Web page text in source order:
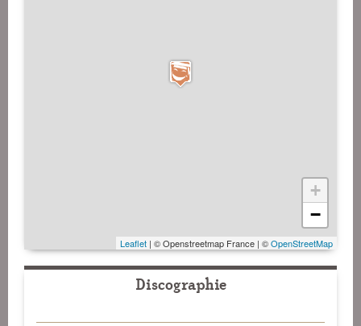
+
−
Leaflet | © Openstreetmap France | ©OpenStreetMap
Discographie